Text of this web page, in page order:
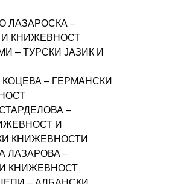
ЛАЗАРОСКА –
И КНИЖЕВНОСТ
– ТУРСКИ ЈАЗИК И
– ГЕРМАНСКИ
–
И
КНИЖЕВНОСТИ
ЛАЗАРОВА –
КНИЖЕВНОСТ